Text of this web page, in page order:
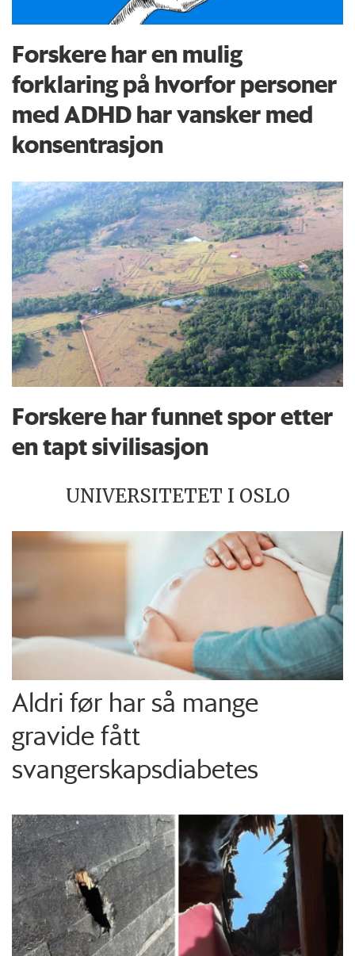
Forskere har en mulig
forklaring på hvorfor personer
med ADHD har vansker med
konsentrasjon
Forskere har funnet spor etter
en tapt sivilisasjon
UNIVERSITETET I OSLO
Aldri før har så mange
gravide fått
svangerskapsdiabetes